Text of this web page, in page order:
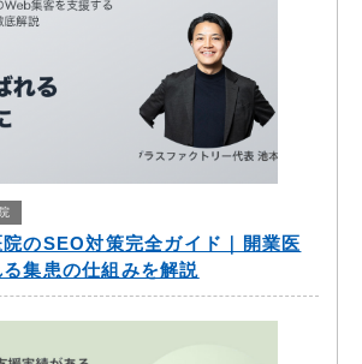
のSEO対策完全ガイド｜開業医
集患の仕組みを解説